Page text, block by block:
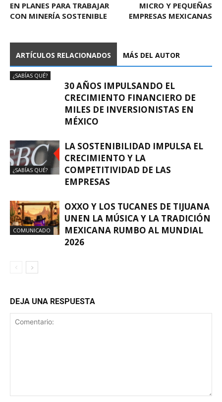
EN PLANES PARA TRABAJAR
CON MINERÍA SOSTENIBLE
MICRO Y PEQUEÑAS
EMPRESAS MEXICANAS
ARTÍCULOS RELACIONADOS MÁS DEL AUTOR
¿SABÍAS QUÉ?
30 AÑOS IMPULSANDO EL
CRECIMIENTO FINANCIERO DE
MILES DE INVERSIONISTAS EN
MÉXICO
¿SABÍAS QUÉ?
LA SOSTENIBILIDAD IMPULSA EL
CRECIMIENTO Y LA
COMPETITIVIDAD DE LAS
EMPRESAS
COMUNICADO
OXXO Y LOS TUCANES DE TIJUANA
UNEN LA MÚSICA Y LA TRADICIÓN
MEXICANA RUMBO AL MUNDIAL
2026
DEJA UNA RESPUESTA